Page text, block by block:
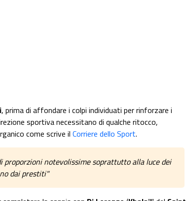
, prima di affondare i colpi individuati per rinforzare i
sportiva necessitano di qualche ritocco,
come scrive il Corriere dello Sport.
proporzioni notevolissime soprattutto alla luce dei
dai prestiti"